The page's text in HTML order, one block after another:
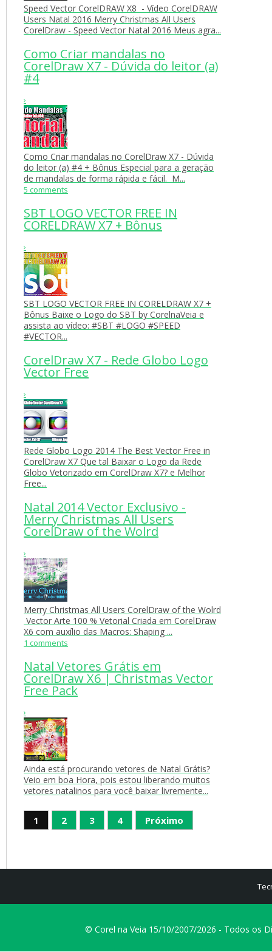
Speed Vector CorelDRAW X8 - Vídeo CorelDRAW
Users Natal 2016 Merry Christmas All Users
CorelDraw - Speed Vector Natal 2016 Meus agra...
Como Criar mandalas no
CorelDraw X7 - Dúvida do leitor (a)
#4
›
Como Criar mandalas no CorelDraw X7 - Dúvida
do leitor (a) #4 + Bônus Especial para a geração
de mandalas de forma rápida e fácil. M...
5 comments
SBT LOGO VECTOR FREE IN
CORELDRAW X7 + Bônus
›
SBT LOGO VECTOR FREE IN CORELDRAW X7 +
Bônus Baixe o Logo do SBT by CorelnaVeia e
assista ao vídeo: ‪#‎SBT‬ ‪#‎LOGO‬ ‪#‎SPEED‬
‪#‎VECTOR...
CorelDraw X7 - Rede Globo Logo
Vector Free
›
Rede Globo Logo 2014 The Best Vector Free in
CorelDraw X7 Que tal Baixar o Logo da Rede
Globo Vetorizado em CorelDraw X7? e Melhor
Free...
Natal 2014 Vector Exclusivo -
Merry Christmas All Users
CorelDraw of the Wolrd
›
Merry Christmas All Users CorelDraw of the Wolrd
Vector Arte 100 % Vetorial Criada em CorelDraw
X6 com auxílio das Macros: Shaping ...
1 comments
Natal Vetores Grátis em
CorelDraw X6 | Christmas Vector
Free Pack
›
Ainda está procurando vetores de Natal Grátis?
Veio em boa Hora, pois estou liberando muitos
vetores natalinos para você baixar livremente...
1 2 3 4 Próximo
© Corel na Veia 15/10/2007/2026 - Todos os